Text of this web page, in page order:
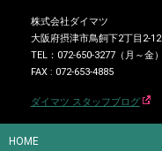
株式会社ダイマツ
大阪府摂津市鳥飼下2丁目2-12
TEL：072-650-3277（月～金）
FAX : 072-653-4885
ダイマツ スタッフブログ
HOME